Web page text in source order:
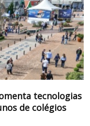
tecnologias
de colégios